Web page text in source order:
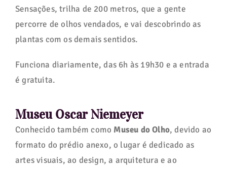
Sensações, trilha de 200 metros, que a gente
percorre de olhos vendados, e vai descobrindo as
plantas com os demais sentidos.
Funciona diariamente, das 6h às 19h30 e a entrada
é gratuita.
Museu Oscar Niemeyer
Conhecido também como Museu do Olho, devido ao
formato do prédio anexo, o lugar é dedicado as
artes visuais, ao design, a arquitetura e ao